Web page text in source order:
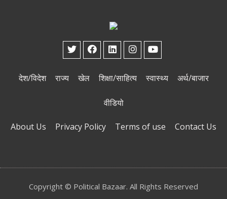
देश/विदेश राज्य खेल शिक्षा/साहित्य स्वास्थ्य अर्थ/बाजार
वीडियो
About Us Privacy Policy Terms of use Contact Us
Copyright © Political Bazaar. All Rights Reserved